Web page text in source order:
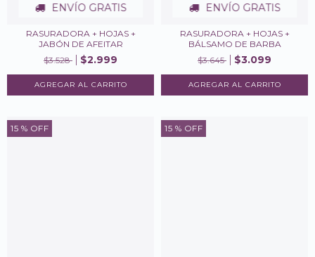
ENVÍO GRATIS
RASURADORA + HOJAS +
JABÓN DE AFEITAR
$3.528
$2.999
ENVÍO GRATIS
RASURADORA + HOJAS +
BÁLSAMO DE BARBA
$3.645
$3.099
15 % OFF 15 % OFF